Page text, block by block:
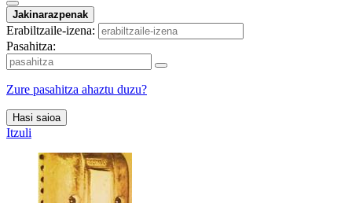
Jakinarazpenak
Erabiltzaile-izena:
Pasahitza:
Zure pasahitza ahaztu duzu?
Hasi saioa
Itzuli